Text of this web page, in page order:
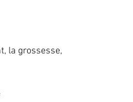
la grossesse,